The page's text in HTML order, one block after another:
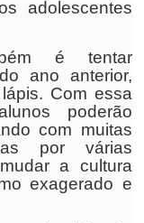
adolescentes
é tentar
ano anterior,
Com essa
poderão
com muitas
por várias
a cultura
exagerado e